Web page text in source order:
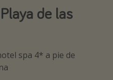
de las
spa 4* a pie de